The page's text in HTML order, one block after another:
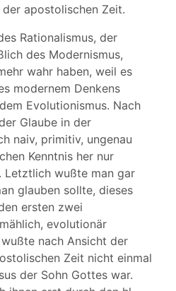
apostolischen Zeit.
Rationalismus, der
des Modernismus,
wahr haben, weil es
modernem Denkens
Evolutionismus. Nach
Glaube in der
naiv, primitiv, ungenau
Kenntnis her nur
Letztlich wußte man gar
glauben sollte, dieses
ersten zwei
evolutionär
nach Ansicht der
Zeit nicht einmal
der Sohn Gottes war.